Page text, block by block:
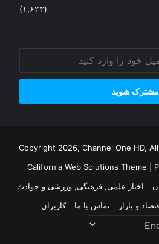
(۱,۶۲۳)
California Web Solutions Theme |
اخبار علمی, فرهنگی, ورزشی و حوادث
و بازار تماس با ما کاربران